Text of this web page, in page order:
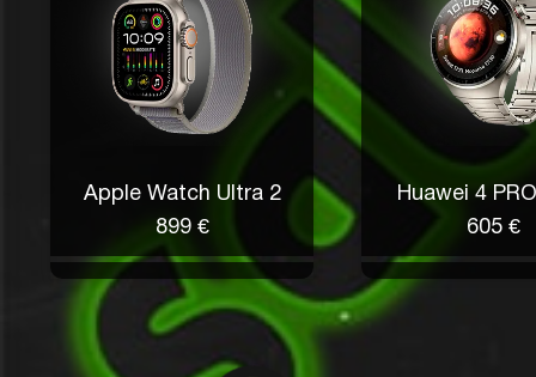
Apple Watch Ultra 2
899 €
Huawei 4
605 €